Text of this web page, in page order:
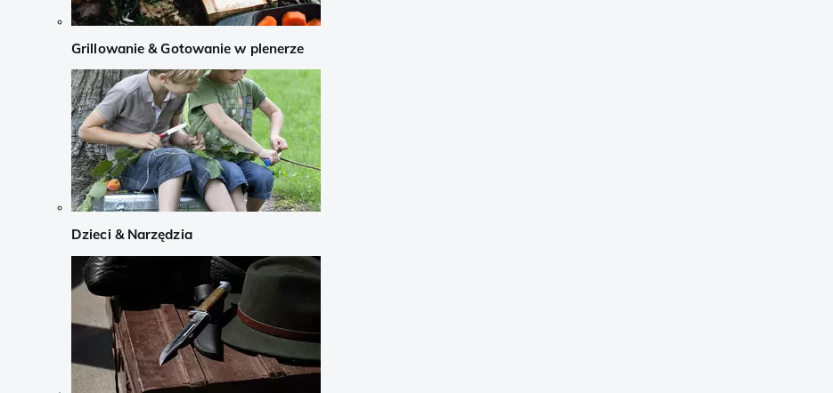
Grillowanie & Gotowanie w plenerze
Dzieci & Narzędzia